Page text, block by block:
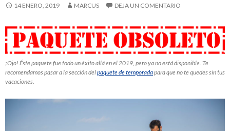
14 ENERO, 2019 MARCUS DEJA UN COMENTARIO
¡Ojo! Éste paquete fue todo un éxito allá en el 2019, pero ya no está disponible. Te
recomendamos pasar a la sección delpaquete de temporadapara que no te quedes sin tus
vacaciones.